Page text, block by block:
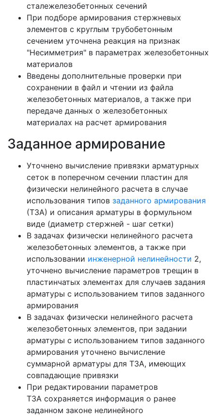
сталежелезобетонных сечений
При подборе армирования стержневых
элементов с круглым трубобетонным
сечением уточнена реакция на признак
"Несимметрия" в параметрах железобетонных
материалов
Введены дополнительные проверки при
сохранении в файл и чтении из файла
железобетонных материалов, а также при
передаче данных о железобетонных
материалах на расчет армирования
Заданное армирование
Уточнено вычисление привязки арматурных
сеток в поперечном сечении пластин для
физически нелинейного расчета в случае
использования типов заданного армирования
(ТЗА) и описания арматуры в формульном
виде (диаметр стержней - шаг сетки)
В задачах физически нелинейного расчета
железобетонных элементов, а также при
использовании инженерной нелинейности 2,
уточнено вычисление параметров трещин в
пластинчатых элементах для случаев задания
арматуры с использованием типов заданного
армирования
В задачах физически нелинейного расчета
железобетонных элементов, при задании
арматуры с использованием типов заданного
армирования уточнено вычисление
суммарной арматуры для ТЗА, имеющих
совпадающие привязки
При редактировании параметров
ТЗА сохраняется информация о ранее
заданном законе нелинейного